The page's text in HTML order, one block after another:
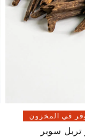
في المخزون
سوبر